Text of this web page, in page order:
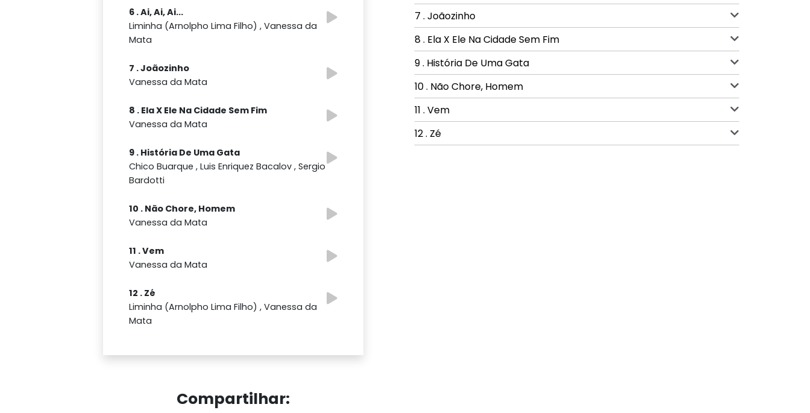
6 . Ai, Ai, Ai...
Liminha (Arnolpho Lima Filho) , Vanessa da
Mata
7 . Joãozinho
Vanessa da Mata
8 . Ela X Ele Na Cidade Sem Fim
Vanessa da Mata
9 . História De Uma Gata
Chico Buarque , Luis Enriquez Bacalov , Sergio
Bardotti
10 . Não Chore, Homem
Vanessa da Mata
11 . Vem
Vanessa da Mata
12 . Zé
Liminha (Arnolpho Lima Filho) , Vanessa da
Mata
Compartilhar:
7 . Joãozinho
8 . Ela X Ele Na Cidade Sem Fim
9 . História De Uma Gata
10 . Não Chore, Homem
11 . Vem
12 . Zé